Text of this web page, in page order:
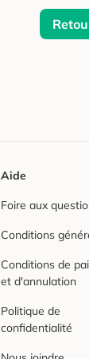
Aide
Foire aux
Conditions
Conditions de
et d'annulation
Politique de
confidentialité